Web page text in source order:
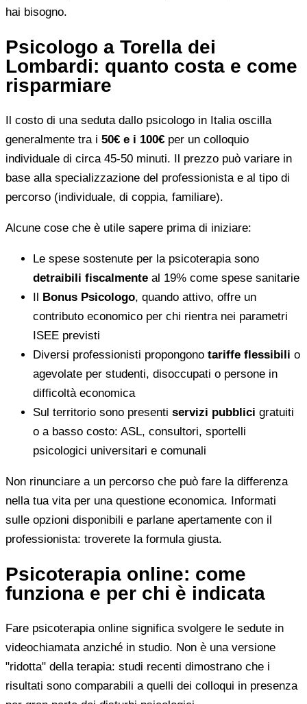
hai bisogno.
Psicologo a Torella dei
Lombardi: quanto costa e come
risparmiare
Il costo di una seduta dallo psicologo in Italia oscilla
generalmente tra i 50€ e i 100€ per un colloquio
individuale di circa 45-50 minuti. Il prezzo può variare in
base alla specializzazione del professionista e al tipo di
percorso (individuale, di coppia, familiare).
Alcune cose che è utile sapere prima di iniziare:
Le spese sostenute per la psicoterapia sono
detraibili fiscalmente al 19% come spese sanitarie
Il Bonus Psicologo, quando attivo, offre un
contributo economico per chi rientra nei parametri
ISEE previsti
Diversi professionisti propongono tariffe flessibili o
agevolate per studenti, disoccupati o persone in
difficoltà economica
Sul territorio sono presenti servizi pubblici gratuiti
o a basso costo: ASL, consultori, sportelli
psicologici universitari e comunali
Non rinunciare a un percorso che può fare la differenza
nella tua vita per una questione economica. Informati
sulle opzioni disponibili e parlane apertamente con il
professionista: troverete la formula giusta.
Psicoterapia online: come
funziona e per chi è indicata
Fare psicoterapia online significa svolgere le sedute in
videochiamata anziché in studio. Non è una versione
"ridotta" della terapia: studi recenti dimostrano che i
risultati sono comparabili a quelli dei colloqui in presenza